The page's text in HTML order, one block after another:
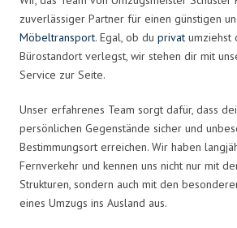
zuverlässiger Partner für einen günstigen
Möbeltransport. Egal, ob du privat umziehst
Bürostandort verlegst, wir stehen dir mit
Service zur Seite.
Unser erfahrenes Team sorgt dafür, dass
persönlichen Gegenstände sicher und
Bestimmungsort erreichen. Wir haben
Fernverkehr und kennen uns nicht nur mit
Strukturen, sondern auch mit den
eines Umzugs ins Ausland aus.